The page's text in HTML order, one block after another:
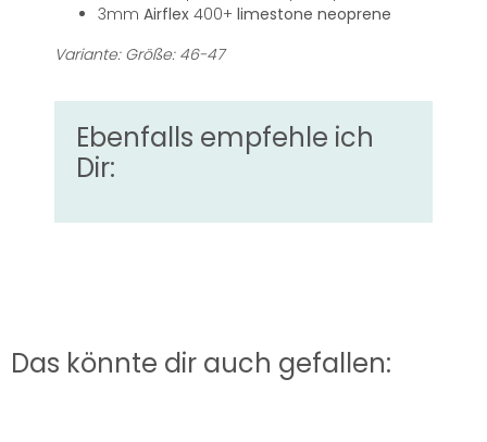
3mm Airflex 400+ limestone neoprene
Variante: Größe: 46-47
Ebenfalls empfehle ich
Dir:
Das könnte dir auch gefallen: